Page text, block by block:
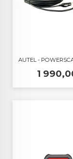
AUTEL -
Pris
1